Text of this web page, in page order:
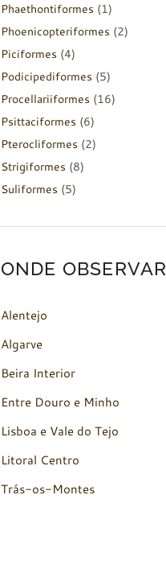
Phaethontiformes (1)
Phoenicopteriformes (2)
Piciformes (4)
Podicipediformes (5)
Procellariiformes (16)
Psittaciformes (6)
Pterocliformes (2)
Strigiformes (8)
Suliformes (5)
ONDE OBSERVAR
Alentejo
Algarve
Beira Interior
Entre Douro e Minho
Lisboa e Vale do Tejo
Litoral Centro
Trás-os-Montes